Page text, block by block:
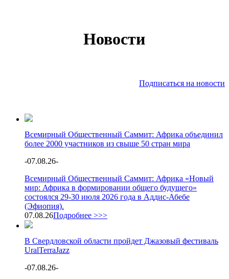
Новости
Подписаться на новости
Всемирный Общественный Саммит: Африка объединил
более 2000 участников из свыше 50 стран мира
-07.08.26-
Всемирный Общественный Саммит: Африка «Новый
мир: Африка в формировании общего будущего»
состоялся 29-30 июля 2026 года в Аддис-Абебе
(Эфиопия).
07.08.26Подробнее >>>
В Свердловской области пройдет Джазовый фестиваль
UralTerraJazz
-07.08.26-